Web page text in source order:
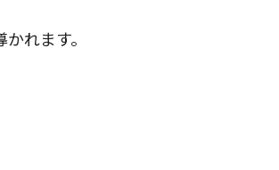
れます。